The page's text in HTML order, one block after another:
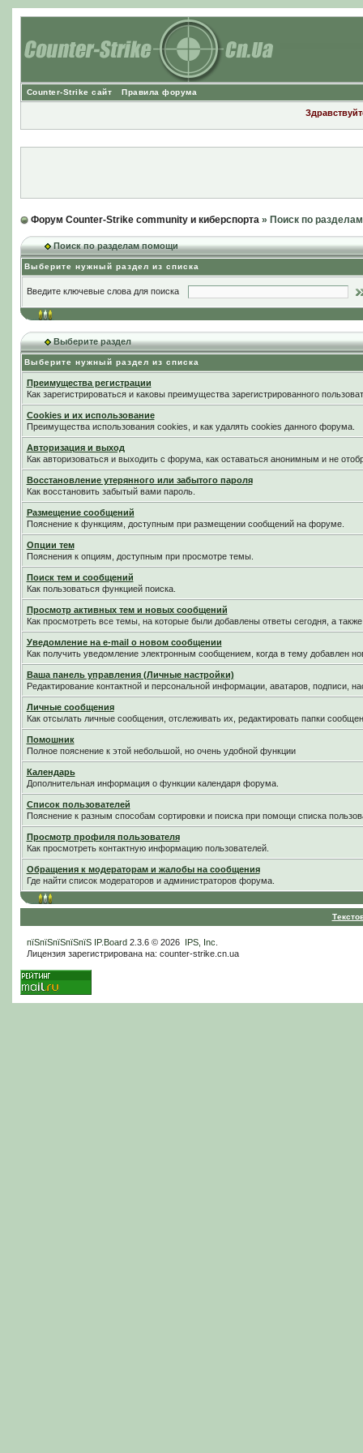
Counter-Strike сайт Правила форума
Форум Counter-Strike community и киберспорта» Поиск по
Поиск по разделам помощи
Выберите нужный раздел из списка
Введите ключевые слова для поиска
Выберите раздел
Выберите нужный раздел из списка
Преимущества регистрации
Как зарегистрироваться и каковы преимущества зарегистрированного
Cookies и их использование
Преимущества использования cookies, и как удалять cookies данного форума.
Авторизация и выход
Как авторизоваться и выходить с форума, как оставаться анонимным и не
Восстановление утерянного или забытого пароля
Как восстановить забытый вами пароль.
Размещение сообщений
Пояснение к функциям, доступным при размещении сообщений на форуме.
Опции тем
Пояснения к опциям, доступным при просмотре темы.
Поиск тем и сообщений
Как пользоваться функцией поиска.
Просмотр активных тем и новых сообщений
Как просмотреть все темы, на которые были добавлены ответы сегодня, а
Уведомление на е-mail о новом сообщении
Как получить уведомление электронным сообщением, когда в тему добавлен
Ваша панель управления (Личные настройки)
Редактирование контактной и персональной информации, аватаров, подписи,
Личные сообщения
Как отсылать личные сообщения, отслеживать их, редактировать папки
Помошник
Полное пояснение к этой небольшой, но очень удобной функции
Календарь
Дополнительная информация о функции календаря форума.
Список пользователей
Пояснение к разным способам сортировки и поиска при помощи списка
Просмотр профиля пользователя
Как просмотреть контактную информацию пользователей.
Обращения к модераторам и жалобы на сообщения
Где найти список модераторов и администраторов форума.
пїЅпїЅпїЅпїЅпїЅ IP.Board2.3.6 © 2026 IPS, Inc
Лицензия зарегистрирована на: counter-strike.cn.ua